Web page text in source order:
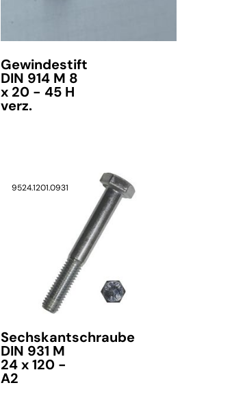
Gewindestift
DIN 914 M 8
x 20 - 45 H
verz.
9524.1201.0931
Sechskantschraube
DIN 931 M
24 x 120 -
A2